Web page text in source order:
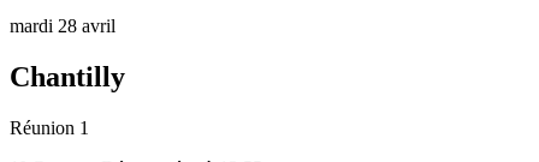
mardi 28 avril
Chantilly
Réunion 1